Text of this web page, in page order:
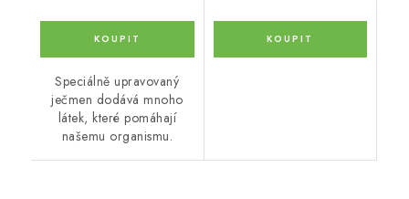
Speciálně upravovaný
ječmen dodává mnoho
látek, které pomáhají
našemu organismu.